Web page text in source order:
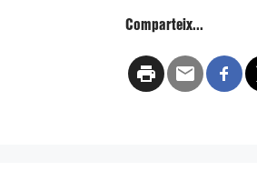
Comparteix...